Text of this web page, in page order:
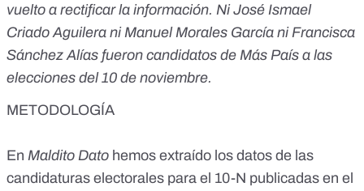
vuelto a rectificar la información. Ni José Ismael
Criado Aguilera ni Manuel Morales García ni Francisca
Sánchez Alías fueron candidatos de Más País a las
elecciones del 10 de noviembre.
METODOLOGÍA
En Maldito Dato hemos extraído los datos de las
candidaturas electorales para el 10-N publicadas en el